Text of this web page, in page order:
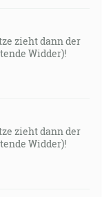
zieht dann der
Widder)!
zieht dann der
Widder)!